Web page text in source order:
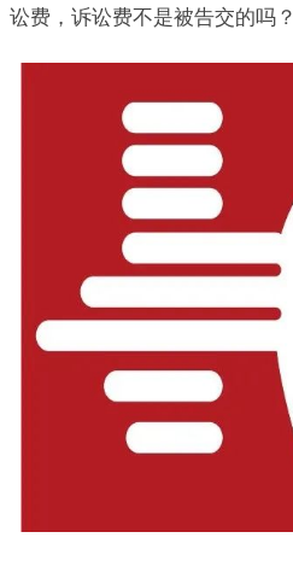
讼费，诉讼费不是被告交的吗？